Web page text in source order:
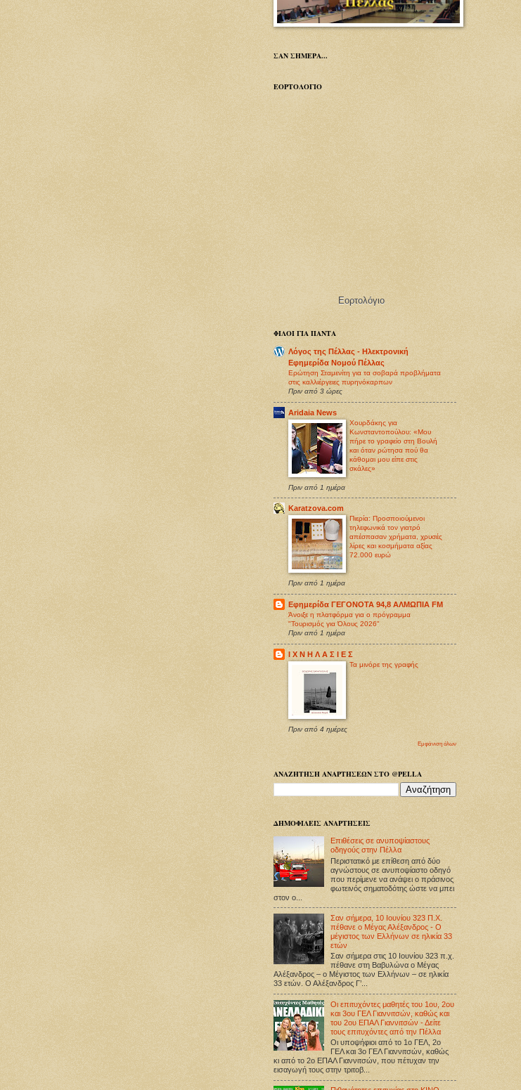
ΣΑΝ ΣΗΜΕΡΑ...
ΕΟΡΤΟΛΟΓΙΟ
Εορτολόγιο
ΦΙΛΟΙ ΓΙΑ ΠΑΝΤΑ
Λόγος της Πέλλας - Ηλεκτρονική
Εφημερίδα Νομού Πέλλας
Ερώτηση Σταμενίτη για τα σοβαρά προβλήματα
στις καλλιέργειες πυρηνόκαρπων
Πριν από 3 ώρες
Aridaia News
Χουρδάκης για
Κωνσταντοπούλου: «Μου
πήρε το γραφείο στη Βουλή
και όταν ρώτησα πού θα
κάθομαι μου είπε στις
σκάλες»
Πριν από 1 ημέρα
Karatzova.com
Πιερία: Προσποιούμενοι
τηλεφωνικά τον γιατρό
απέσπασαν χρήματα, χρυσές
λίρες και κοσμήματα αξίας
72.000 ευρώ
Πριν από 1 ημέρα
Εφημερίδα ΓΕΓΟΝΟΤΑ 94,8 ΑΛΜΩΠΙΑ FM
Άνοιξε η πλατφόρμα για ο πρόγραμμα
"Τουρισμός για Όλους 2026"
Πριν από 1 ημέρα
Ι Χ Ν Η Λ Α Σ Ι Ε Σ
Τα μινόρε της γραφής
Πριν από 4 ημέρες
Εμφάνιση όλων
ΑΝΑΖΗΤΗΣΗ ΑΝΑΡΤΗΣΕΩΝ ΣΤΟ @PELLA
ΔΗΜΟΦΙΛΕΙΣ ΑΝΑΡΤΗΣΕΙΣ
Επιθέσεις σε ανυποψίαστους
οδηγούς στην Πέλλα
Περιστατικό με επίθεση από δύο
αγνώστους σε ανυποψίαστο οδηγό
που περίμενε να ανάψει ο πράσινος
φωτεινός σηματοδότης ώστε να μπει
στον ο...
Σαν σήμερα, 10 Ιουνίου 323 Π.Χ.
πέθανε ο Μέγας Αλέξανδρος - Ο
μέγιστος των Ελλήνων σε ηλικία 33
ετών
Σαν σήμερα στις 10 Ιουνίου 323 π.χ.
πέθανε στη Βαβυλώνα ο Μέγας
Αλέξανδρος – ο Μέγιστος των Ελλήνων – σε ηλικία
33 ετών. Ο Αλέξανδρος Γ’...
Οι επιτυχόντες μαθητές του 1ου, 2ου
και 3ου ΓΕΛ Γιαννιτσών, καθώς και
του 2ου ΕΠΑΛ Γιαννιτσών - Δείτε
τους επιτυχόντες από την Πέλλα
Οι υποψήφιοι από το 1ο ΓΕΛ, 2ο
ΓΕΛ και 3ο ΓΕΛ Γιαννιτσών, καθώς
κι από το 2ο ΕΠΑΛ Γιαννιτσών, που πέτυχαν την
εισαγωγή τους στην τριτοβ...